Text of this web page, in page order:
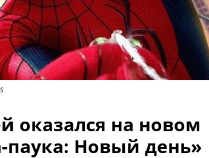
оказался на новом
паука: Новый день»